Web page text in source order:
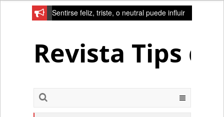
Sentirse feliz, triste, o neutral puede influir
Revista Tips